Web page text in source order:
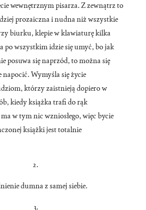
wewnętrznym pisarza. Z zewnątrz to
prozaiczna i nudna niż wszystkie
biurku, klepie w klawiaturę kilka
po wszystkim idzie się umyć, bo jak
posuwa się naprzód, to można się
Wymyśla się życie
którzy zaistnieją dopiero w
kiedy książka trafi do rąk
w tym nic wzniosłego, więc bycie
książki jest totalnie
2.
dumna z samej siebie.
3.